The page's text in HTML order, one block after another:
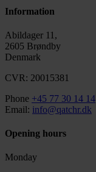
Information
Abildager 11,
2605 Brøndby
Denmark
CVR: 20015381
Phone +45 77 30 14 14
Email: info@qatchr.dk
Opening hours
Monday